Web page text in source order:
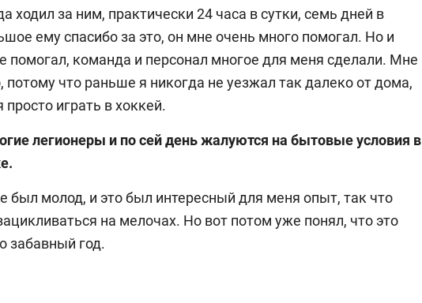
ходил за ним, практически 24 часа в сутки, семь дней в
ему спасибо за это, он мне очень много помогал. Но и
помогал, команда и персонал многое для меня сделали. Мне
что раньше я никогда не уезжал так далеко от дома,
просто играть в хоккей.
легионеры и по сей день жалуются на бытовые условия в
был молод, и это был интересный для меня опыт, так что
на мелочах. Но вот потом уже понял, что это
забавный год.